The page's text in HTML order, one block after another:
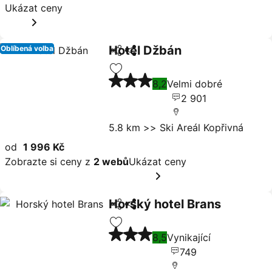
Ukázat ceny
Oblíbená volba Sdílet
Přidat na seznam oblíbených
Hotel Džbán
Ukázat ceny
3 Počet hvězdiček
8,2Velmi dobré
2 901
5.8 km >> Ski Areál Kopřivná
od 1 996 Kč
Zobrazte si ceny z 2 webůUkázat ceny
Sdílet
Přidat na seznam oblíbených
Horský hotel Brans
Ukázat ceny
3 Počet hvězdiček
8,5Vynikající
749